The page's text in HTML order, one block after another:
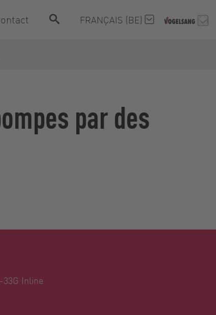
FRANÇAIS (BE)
par des
33G Inline